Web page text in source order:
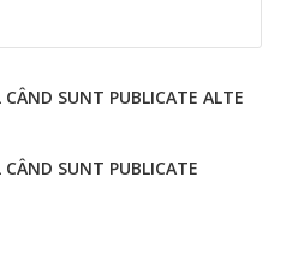
SUNT PUBLICATE ALTE
SUNT PUBLICATE